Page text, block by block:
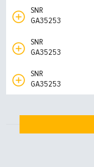
SNR
GA35253
SNR
GA35253
SNR
GA35253